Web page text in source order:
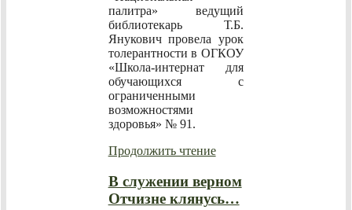
палитра» ведущий
библиотекарь Т.Б.
Янукович провела урок
толерантности в ОГКОУ
«Школа-интернат для
обучающихся с
ограниченными
возможностями
здоровья» № 91.
Продолжить чтение
В служении верном
Отчизне клянусь…